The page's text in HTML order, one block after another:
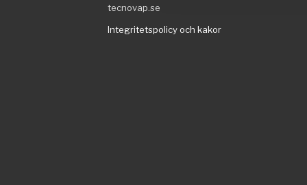
tecnovap.se
Integritetspolicy och kakor